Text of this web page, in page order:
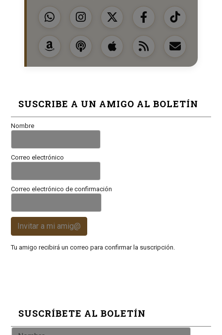
SUSCRIBE A UN AMIGO AL BOLETÍN
Nombre
Correo electrónico
Correo electrónico de confirmación
Invitar a mi amig@
Tu amigo recibirá un correo para confirmar la suscripción.
SUSCRÍBETE AL BOLETÍN